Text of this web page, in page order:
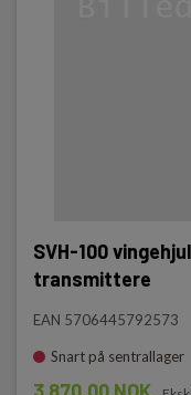
SVH-100
transmittere
EAN 5706445792573
Snart på sentrallager